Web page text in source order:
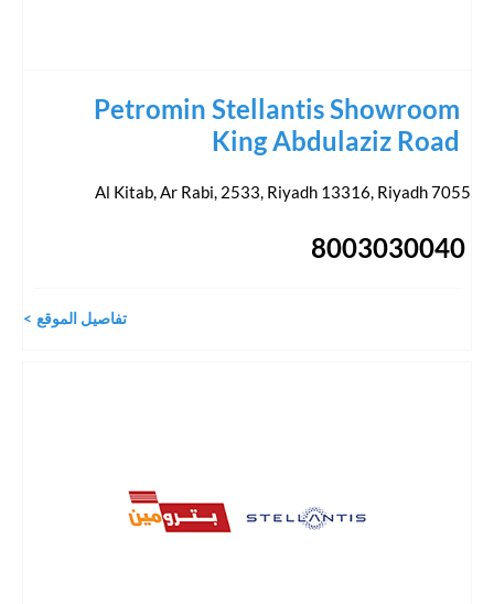
Petromin Stellantis Showroom
King Abdulaziz Road
7055 Al Kitab, Ar Rabi, 2533, Riyadh 13316
, Riyadh
8003030040
تفاصيل الموقع